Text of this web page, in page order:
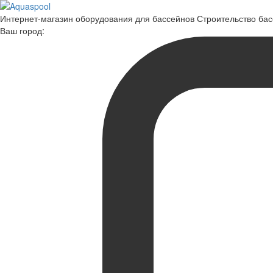
Интернет-магазин оборудования для бассейнов Строительство
Ваш город: